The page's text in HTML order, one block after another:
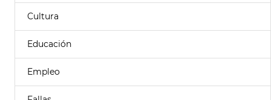
Cultura
Educación
Empleo